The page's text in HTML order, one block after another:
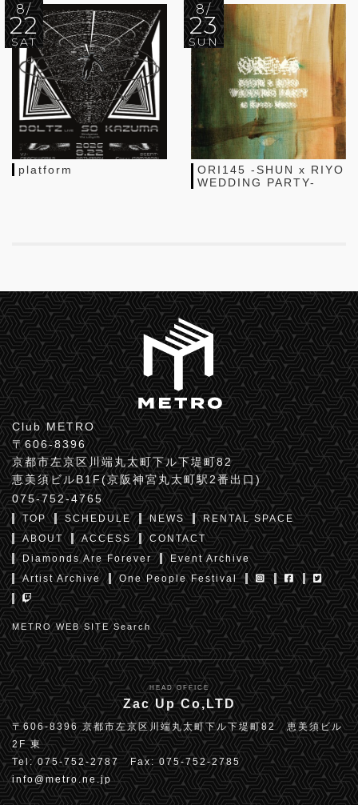
8/
22
SAT
platform
8/
23
SUN
ORI145 -SHUN x RIYO
WEDDING PARTY-
Club METRO
〒606-8396
京都市左京区川端丸太町下ル下堤町82
恵美須ビルB1F(京阪神宮丸太町駅2番出口)
075-752-4765
TOP SCHEDULE NEWS
RENTAL SPACE
ABOUT
ACCESS
CONTACT
Diamonds Are Forever
Event Archive
Artist Archive
One People Festival
METRO WEB SITE Search
HEAD OFFICE
Zac Up Co,LTD
〒606-8396 京都市左京区川端丸太町下ル下堤町82 恵美須ビル
2F 東
Tel: 075-752-2787 Fax: 075-752-2785
info@metro.ne.jp